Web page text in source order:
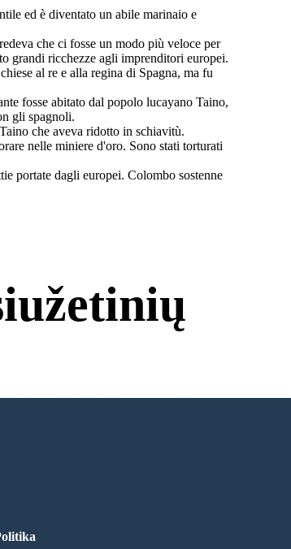
ed è diventato un abile marinaio e
che ci fosse un modo più veloce per
grandi ricchezze agli imprenditori europei.
al re e alla regina di Spagna, ma fu
fosse abitato dal popolo lucayano Taino,
gli spagnoli.
che aveva ridotto in schiavitù.
nelle miniere d'oro. Sono stati torturati
portate dagli europei. Colombo sostenne
Prisijungti!